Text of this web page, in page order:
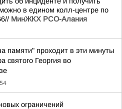
в едином колл-центре по
МинЖКХ РСО-Алания
памяти" проходит в эти минуты
святого Георгия во
ограничений